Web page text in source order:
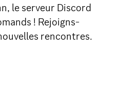
le serveur Discord
! Rejoigns-
rencontres.